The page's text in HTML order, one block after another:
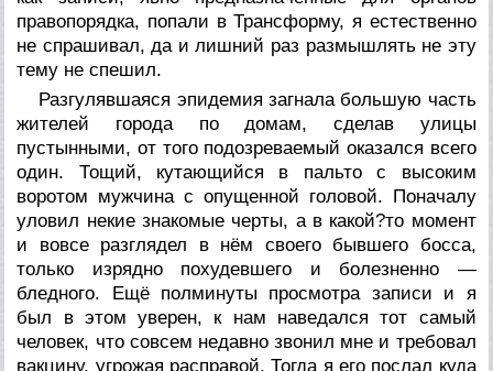
правопорядка, попали в Трансформу, я естественно
не спрашивал, да и лишний раз размышлять не эту
тему не спешил.
Разгулявшаяся эпидемия загнала большую часть
жителей города по домам, сделав улицы
пустынными, от того подозреваемый оказался всего
один. Тощий, кутающийся в пальто с высоким
воротом мужчина с опущенной головой. Поначалу
уловил некие знакомые черты, а в какой?то момент
и вовсе разглядел в нём своего бывшего босса,
только изрядно похудевшего и болезненно —
бледного. Ещё полминуты просмотра записи и я
был в этом уверен, к нам наведался тот самый
человек, что совсем недавно звонил мне и требовал
вакцину, угрожая расправой. Тогда я его послал куда